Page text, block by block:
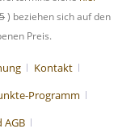
) beziehen sich auf den
Preis.
Kontakt
Programm